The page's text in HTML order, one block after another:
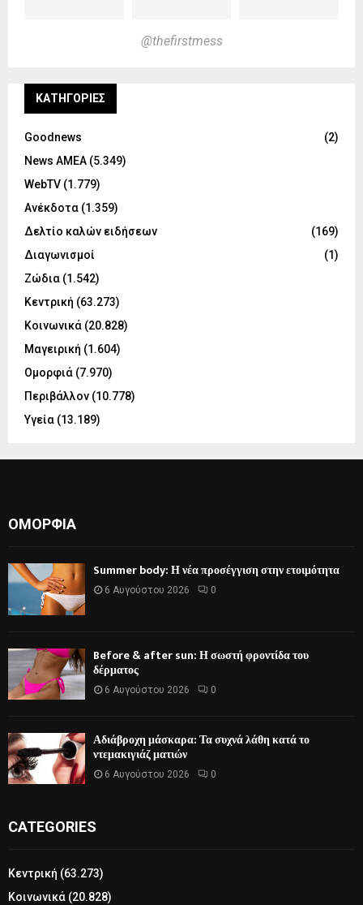
@thefirstmess
KΑΤΗΓΟΡΊΕΣ
Goodnews
(2)
News ΑΜΕΑ (5.349)
WebTV (1.779)
Ανέκδοτα (1.359)
Δελτίο καλών ειδήσεων
(169)
Διαγωνισμοί
(1)
Ζώδια (1.542)
Κεντρική (63.273)
Κοινωνικά (20.828)
Μαγειρική (1.604)
Ομορφιά (7.970)
Περιβάλλον (10.778)
Υγεία (13.189)
ΟΜΟΡΦΙΆ
Summer body: Η νέα προσέγγιση στην ετοιμότητα
6 Αυγούστου 2026 0
Before & after sun: Η σωστή φροντίδα του
δέρματος
6 Αυγούστου 2026 0
Αδιάβροχη μάσκαρα: Τα συχνά λάθη κατά το
ντεμακιγιάζ ματιών
6 Αυγούστου 2026 0
CATEGORIES
Κεντρική (63.273)
Κοινωνικά (20.828)